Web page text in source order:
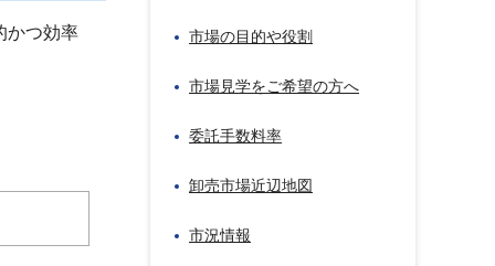
かつ効率
市場の目的や役割
市場見学をご希望の方へ
委託手数料率
卸売市場近辺地図
市況情報